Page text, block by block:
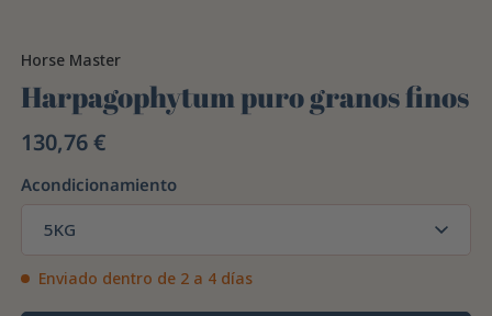
Horse Master
Harpagophytum puro granos finos
130,76 €
Acondicionamiento
5KG
Enviado dentro de 2 a 4 días